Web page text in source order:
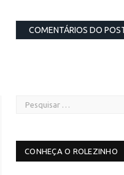
CONHEÇA O ROLEZINHO